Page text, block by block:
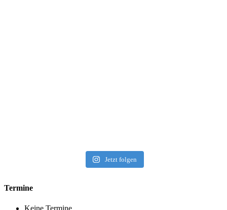
Jetzt folgen
Termine
Keine Termine